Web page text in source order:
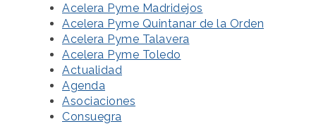
Acelera Pyme Madridejos
Acelera Pyme Quintanar de la Orden
Acelera Pyme Talavera
Acelera Pyme Toledo
Actualidad
Agenda
Asociaciones
Consuegra